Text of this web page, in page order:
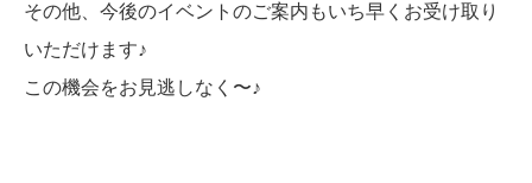
その他、今後のイベントのご案内もいち早くお受け取り
いただけます♪
この機会をお見逃しなく〜♪